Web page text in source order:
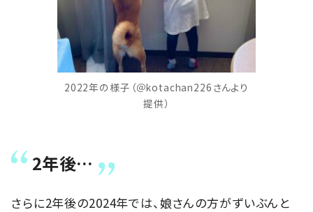
2022年の様子（＠kotachan226さんより
提供）
2年後…
さらに2年後の2024年では、娘さんの方がずいぶんと